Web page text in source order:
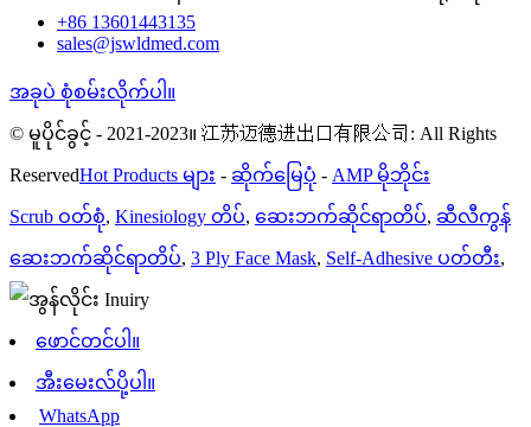
+86 13601443135
sales@jswldmed.com
အခုပဲ စုံစမ်းလိုက်ပါ။
© မူပိုင်ခွင့် - 2021-2023။ 江苏迈德进出口有限公司: All Rights
ReservedHot Products များ - ဆိုက်မြေပုံ - AMP မိုဘိုင်း
Scrub ဝတ်စုံ, Kinesiology တိပ်, ဆေးဘက်ဆိုင်ရာတိပ်, ဆီလီကွန်
ဆေးဘက်ဆိုင်ရာတိပ်, 3 Ply Face Mask, Self-Adhesive ပတ်တီး,
ဖောင်တင်ပါ။
အီးမေးလ်ပို့ပါ။
WhatsApp